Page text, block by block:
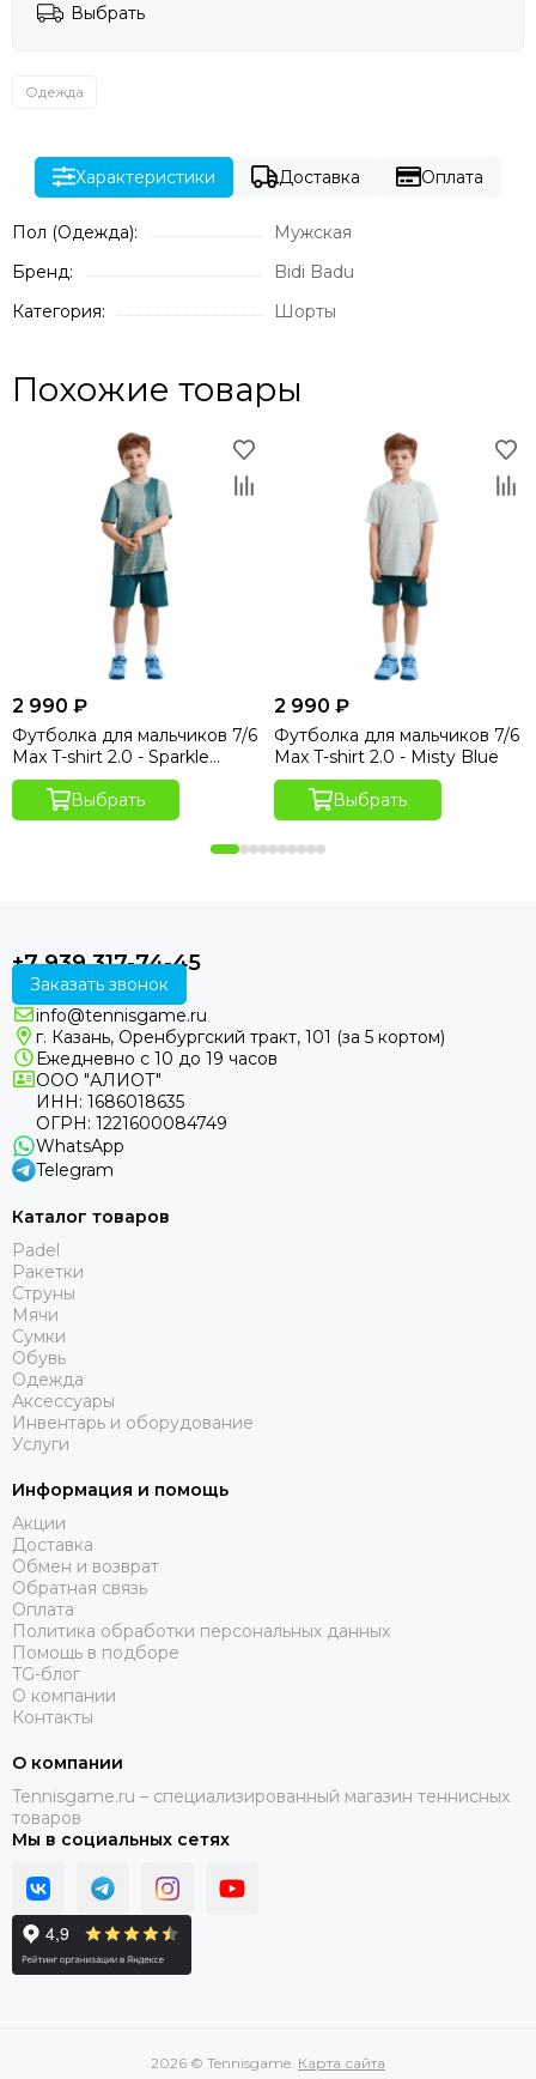
Выбрать
Одежда
Характеристики Доставка Оплата
Пол (Одежда):
Мужская
Бренд:
Bidi Badu
Категория:
Шорты
Похожие товары
2 990 ₽
Футболка для мальчиков 7/6
Max T-shirt 2.0 - Sparkle
Hydro Print
Выбрать
2 990 ₽
Футболка для мальчиков 7/6
Max T-shirt 2.0 - Misty Blue
Выбрать
+7 939 317-74-45
Заказать звонок
info@tennisgame.ru
г. Казань, Оренбургский тракт, 101 (за 5 кортом)
Ежедневно с 10 до 19 часов
ООО "АЛИОТ"
ИНН: 1686018635
ОГРН: 1221600084749
WhatsApp
Telegram
Каталог товаров
Padel
Ракетки
Струны
Мячи
Сумки
Обувь
Одежда
Аксессуары
Инвентарь и оборудование
Услуги
Информация и помощь
Акции
Доставка
Обмен и возврат
Обратная связь
Оплата
Политика обработки персональных данных
Помощь в подборе
TG-блог
О компании
Контакты
О компании
Tennisgame.ru – специализированный магазин теннисных
товаров
Мы в социальных сетях
2026 © Tennisgame. Карта сайта